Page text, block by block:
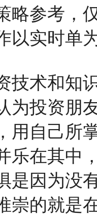
略参考，
以实时单
技术和知
为投资朋
用自己所
乐在其中
是因为没
崇的就是